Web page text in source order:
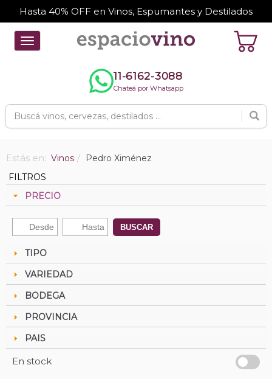
Hasta 40% OFF en Vinos, Espumantes y Destilados
Toggle
navigation
11-6162-3088
Chateá por Whatsapp
Estás en: Vinos
Pedro Ximénez
FILTROS
PRECIO
BUSCAR
TIPO
VARIEDAD
BODEGA
PROVINCIA
PAIS
En stock